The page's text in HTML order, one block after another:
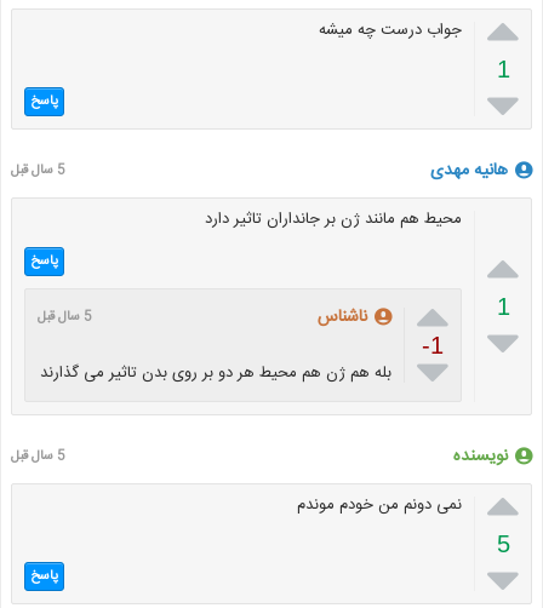

1

جواب درست چه میشه
پاسخ
هانیه مهدی 5 سال قبل

1

محیط هم مانند ژن بر جانداران تاثیر دارد
پاسخ

-1

ناشناس 5 سال قبل
بله هم ژن هم محیط هر دو بر روی بدن تاثیر می گذارند
نویسنده 5 سال قبل

5

نمی دونم من خودم موندم
پاسخ